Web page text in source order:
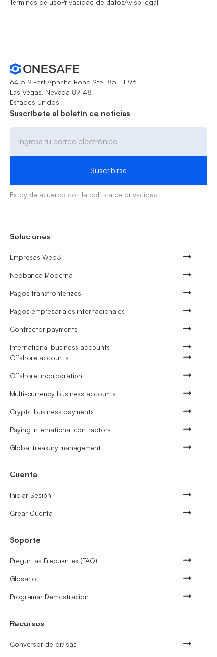
Términos de usoPrivacidad de datosAviso legal
6415 S Fort Apache Road Ste 185 - 1196
Las Vegas, Nevada 89148
Estados Unidos
Suscríbete al boletín de noticias
Estoy de acuerdo con la política de privacidad
Soluciones
Empresas Web3
Neobanca Moderna
Pagos transfronterizos
Pagos empresariales internacionales
Contractor payments
International business accounts
Offshore accounts
Offshore incorporation
Multi-currency business accounts
Crypto business payments
Paying international contractors
Global treasury management
Cuenta
Iniciar Sesión
Crear Cuenta
Soporte
Preguntas Frecuentes (FAQ)
Glosario
Programar Demostración
Recursos
Conversor de divisas